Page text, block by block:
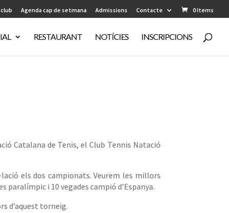
Agenda cap de setmana Admissions Contacte 0 Items
RESTAURANT NOTÍCIES INSCRIPCIONS
Catalana de Tenis, el Club Tennis Natació
els dos campionats. Veurem les millors
paralímpic i 10 vegades campió d’Espanya.
d’aquest torneig.